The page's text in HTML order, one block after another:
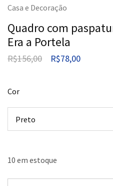
Casa e Decoração
Quadro com
Era a Portela
R$156,00 R$78,00
Cor
10 em estoque